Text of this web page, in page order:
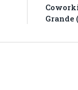
Grande